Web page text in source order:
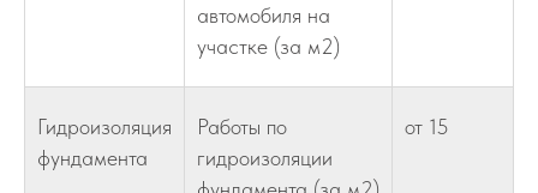
автомобиля на
участке (за м2)
Гидроизоляция
фундамента
Работы по
гидроизоляции
от 15